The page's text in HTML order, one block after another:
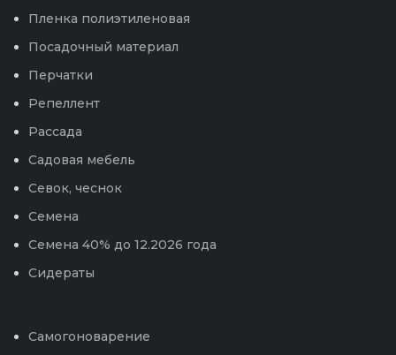
Пленка полиэтиленовая
Посадочный материал
Перчатки
Репеллент
Рассада
Садовая мебель
Севок, чеснок
Семена
Семена 40% до 12.2026 года
Сидераты
Самогоноварение